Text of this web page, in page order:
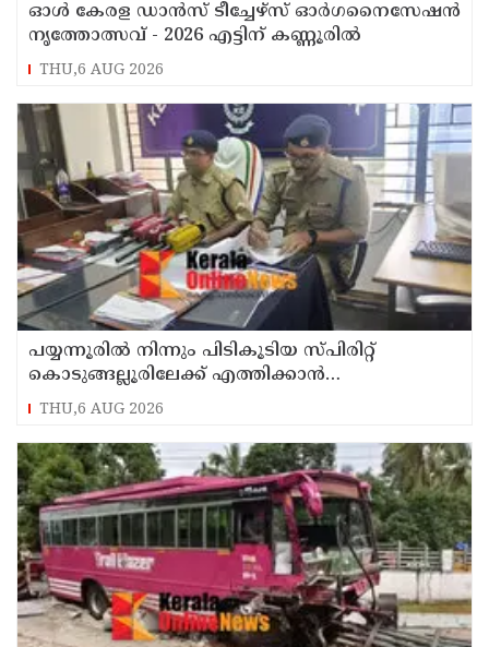
ഓൾ കേരള ഡാൻസ് ടീച്ചേഴ്സ് ഓർഗനൈസേഷൻ
നൃത്തോത്സവ് - 2026 എട്ടിന് കണ്ണൂരിൽ
THU,6 AUG 2026
പയ്യന്നൂരിൽ നിന്നും പിടികൂടിയ സ്പിരിറ്റ്
കൊടുങ്ങല്ലൂരിലേക്ക് എത്തിക്കാൻ
പദ്ധതിയിട്ടുവെന്ന് എക്സൈസ് ഡെപ്യൂട്ടി
THU,6 AUG 2026